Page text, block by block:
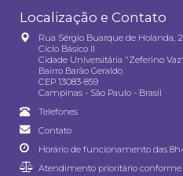
Localização e Contato
Rua Sérgio Buarque de Holanda,
Ciclo Básico II
Cidade Universitária "Zeferino
Bairro Barão Geraldo
CEP 13083-859
Campinas - São Paulo - Brasil
Telefones
Contato
Horário de funcionamento das
Atendimento prioritário conforme